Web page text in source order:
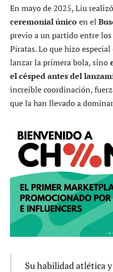
En mayo de 2025, Liu
ceremonial único en el
previo a un partido entre los
Piratas. Lo que hizo
lanzar la primera bola, sino
el césped antes del
increíble coordinación,
que la han llevado a
Su habilidad atlética